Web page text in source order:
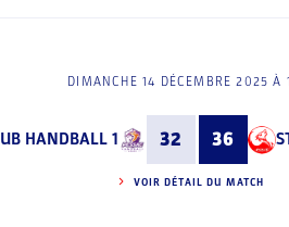
DIMANCHE 14 DÉCEMBRE 2025 À
HANDBALL 1 32 36
VOIR DÉTAIL DU MATCH